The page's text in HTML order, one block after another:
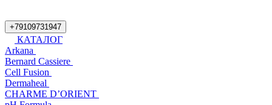
+79109731947
КАТАЛОГ
Arkana
Bernard Cassiere
Cell Fusion
Dermaheal
CHARME D’ORIENT